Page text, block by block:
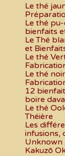
Le thé
Le thé
bienfaits
Le Thé
et
Le thé
Le thé
12
boire
Le thé
Théière
Les
infusions,
Unknown
Kakuzō